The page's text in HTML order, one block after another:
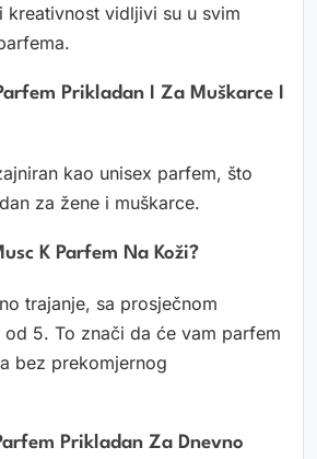
kreativnost vidljivi su u svim
Prikladan I Za Muškarce I
kao unisex parfem, što
za žene i muškarce.
K Parfem Na Koži?
trajanje, sa prosječnom
5. To znači da će vam parfem
bez prekomjernog
Prikladan Za Dnevno